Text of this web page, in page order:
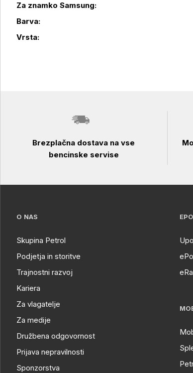
Podrobnosti izdelka
Za znamko Samsung:
Barva:
Vrsta:
Brezplačna dostava na vse
bencinske servise
O NAS
Skupina Petrol
Podjetja in storitve
Trajnostni razvoj
Kariera
Za vlagatelje
Za medije
Družbena odgovornost
Prijava nepravilnosti
Sponzorstva